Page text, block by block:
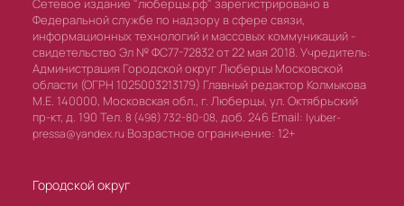
Сетевое издание "люберцы.рф" зарегистрировано в
Федеральной службе по надзору в сфере связи,
информационных технологий и массовых коммуникаций -
свидетельство Эл № ФС77-72832 от 22 мая 2018. Учредитель:
Администрация Городской округ Люберцы Московской
области (ОГРН 1025003213179) Главный редактор Колмыкова
М.Е. 140000, Московская обл., г. Люберцы, ул. Октябрьский
пр-кт, д. 190 Тел. 8 (498) 732-80-08, доб. 246 Email: lyuber-
pressa@yandex.ru Возрастное ограничение: 12+
Городской округ